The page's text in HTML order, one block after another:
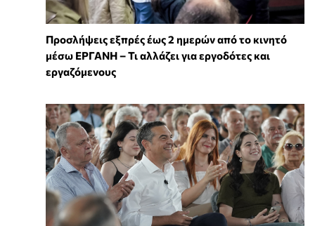
Προσλήψεις εξπρές έως 2 ημερών από το κινητό
μέσω ΕΡΓΑΝΗ – Τι αλλάζει για εργοδότες και
εργαζόμενους